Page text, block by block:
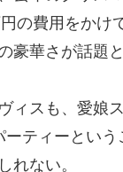
の費用をかけ
豪華さが話題
ィスも、愛娘
ーティーとい
れない。